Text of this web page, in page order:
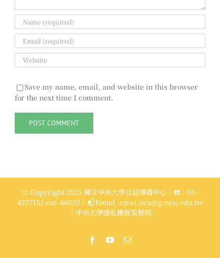
Save my name, email, and website in this browser
for the next time I comment.
© Copyright 2025 國立中央大學公益傳播中心｜☎：03-
4227151 ext. 66020｜📬Email :cmsi.ncu@g.ncu.edu.tw
｜中央大學隱私權政策聲明
FacebookYouTubeEmail